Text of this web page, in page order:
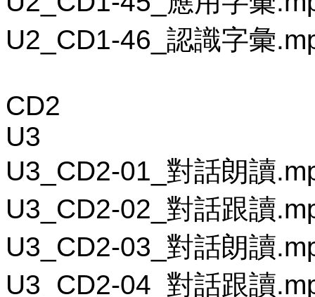
U2_CD1-46_認識字彙
CD2
U3
U3_CD2-01_對話朗讀
U3_CD2-02_對話跟讀
U3_CD2-03_對話朗讀
U3_CD2-04_對話跟讀